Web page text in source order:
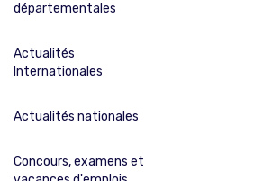
départementales
Actualités
Internationales
Actualités nationales
Concours, examens et